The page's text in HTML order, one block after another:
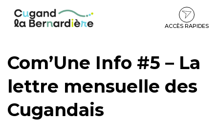
contenu
pied
ACCÈS RAPIDES
Com’Une Info #5 – La
lettre mensuelle des
Cugandais